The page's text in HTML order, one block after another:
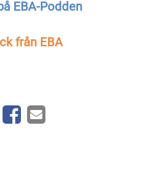
EBA-Podden
från EBA